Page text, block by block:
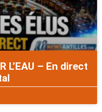
L’EAU – En direct